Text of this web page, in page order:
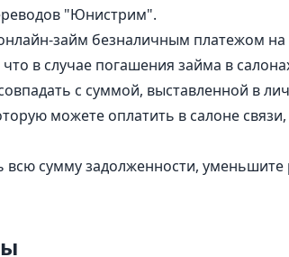
"Юнистрим".
займ безналичным платежом
в случае погашения займа в
с суммой, выставленной в
можете оплатить в салоне
всю сумму задолженности,